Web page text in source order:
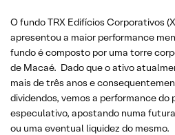
O fundo TRX Edifícios Corporativos
apresentou a maior performance
fundo é composto por uma torre
de Macaé. Dado que o ativo
mais de três anos e
dividendos, vemos a performance
especulativo, apostando numa
ou uma eventual liquidez do mesmo.